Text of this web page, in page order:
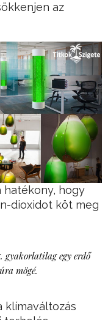
az
hatékony, hogy
dioxidot köt meg
gyakorlatilag egy erdő
mögé.
klímaváltozás